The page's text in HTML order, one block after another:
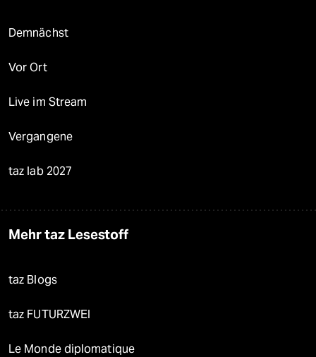
Demnächst
Vor Ort
Live im Stream
Vergangene
taz lab 2027
Mehr taz Lesestoff
taz Blogs
taz FUTURZWEI
Le Monde diplomatique